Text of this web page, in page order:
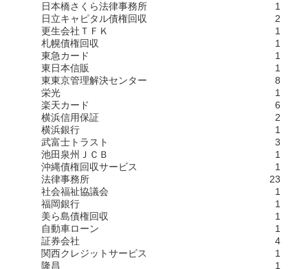
日本橋さくら法律事務所
1
日立キャピタル債権回収
2
更生会社ＴＦＫ
1
札幌債権回収
1
東急カード
1
東日本信販
1
東東京管理解決センター
8
栄光
1
楽天カード
6
横浜信用保証
2
横浜銀行
1
武富士トラスト
3
池田泉州ＪＣＢ
1
沖縄債権回収サービス
1
法律事務所
23
社会福祉協議会
1
福岡銀行
1
美ら島債権回収
1
自動車ローン
1
証券会社
4
関西クレジットサービス
1
隆昌
1